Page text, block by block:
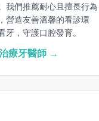
我們推薦耐心且擅長行為
營造友善溫馨的看診環
牙，守護口腔發育。
療牙醫師 →